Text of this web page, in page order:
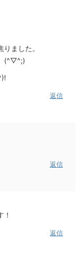
ました。
(^▽^;)
返信
返信
返信